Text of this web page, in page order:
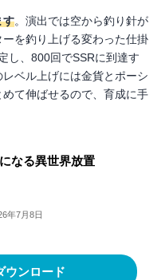
す。演出では空から釣り針が
を釣り上げる変わった仕掛
し、800回でSSRに到達す
ベル上げには金貨とポーシ
て伸ばせるので、育成に手
なる異世界放置
年7月8日
ウンロード